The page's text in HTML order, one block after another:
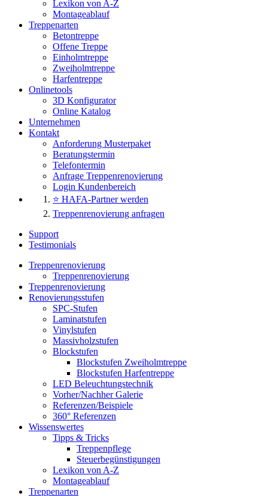
Lexikon von A-Z
Montageablauf
Treppenarten
Betontreppe
Offene Treppe
Einholmtreppe
Zweiholmtreppe
Harfentreppe
Onlinetools
3D Konfigurator
Online Katalog
Unternehmen
Kontakt
Anforderung Musterpaket
Beratungstermin
Telefontermin
Anfrage Treppenrenovierung
Login Kundenbereich
⭐ HAFA-Partner werden
Treppenrenovierung anfragen
Support
Testimonials
Treppenrenovierung
Treppenrenovierung
Treppenrenovierung
Renovierungsstufen
SPC-Stufen
Laminatstufen
Vinylstufen
Massivholzstufen
Blockstufen
Blockstufen Zweiholmtreppe
Blockstufen Harfentreppe
LED Beleuchtungstechnik
Vorher/Nachher Galerie
Referenzen/Beispiele
360° Referenzen
Wissenswertes
Tipps & Tricks
Treppenpflege
Steuerbegünstigungen
Lexikon von A-Z
Montageablauf
Treppenarten